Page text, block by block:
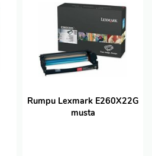
Rumpu Lexmark E260X22G
musta